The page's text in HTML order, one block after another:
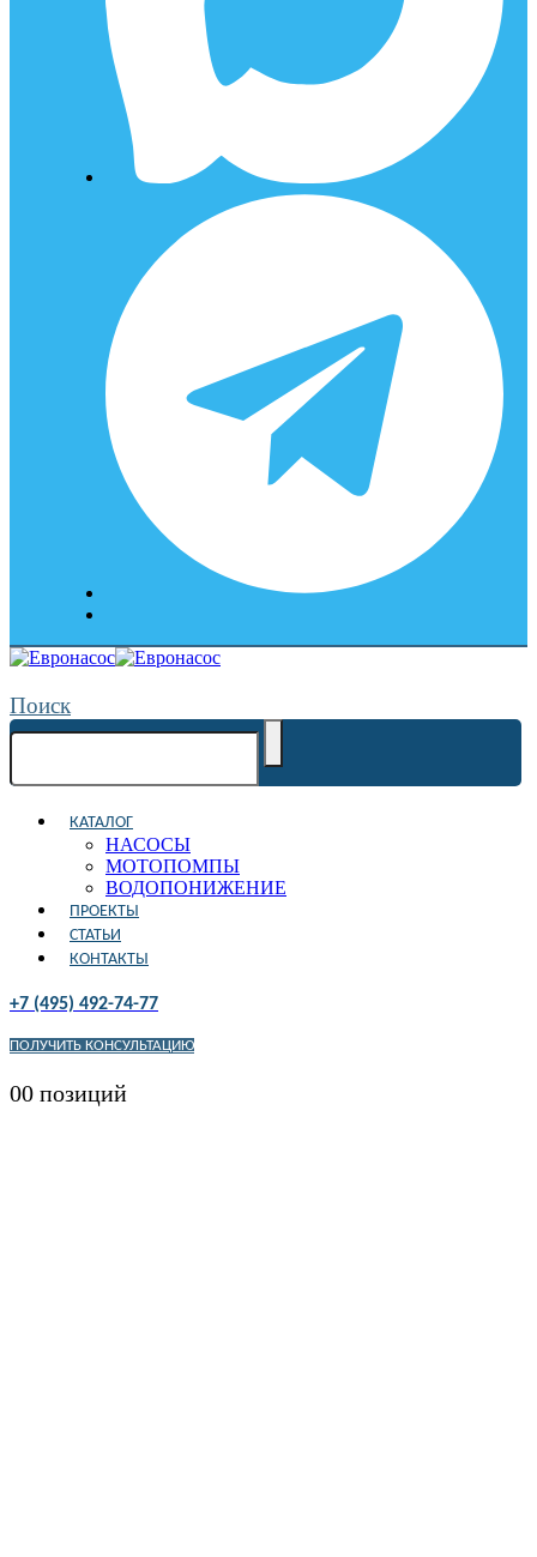
Поиск
КАТАЛОГ
НАСОСЫ
МОТОПОМПЫ
ВОДОПОНИЖЕНИЕ
ПРОЕКТЫ
СТАТЬИ
КОНТАКТЫ
+7 (495) 492-74-77
ПОЛУЧИТЬ КОНСУЛЬТАЦИЮ
00 позиций